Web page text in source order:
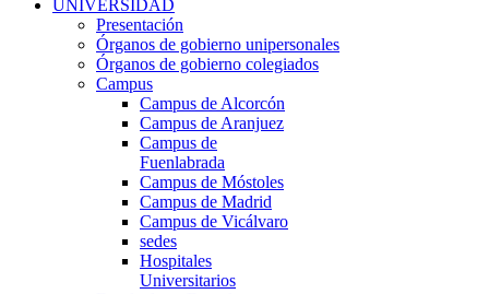
UNIVERSIDAD
Presentación
Órganos de gobierno unipersonales
Órganos de gobierno colegiados
Campus
Campus de Alcorcón
Campus de Aranjuez
Campus de
Fuenlabrada
Campus de Móstoles
Campus de Madrid
Campus de Vicálvaro
sedes
Hospitales
Universitarios